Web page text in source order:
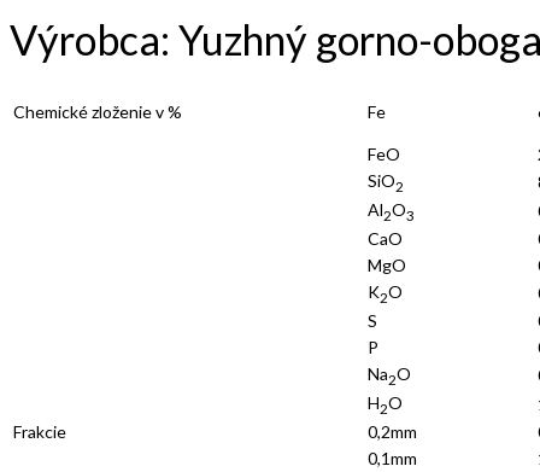
Výrobca: Yuzhný gorno-
Chemické zloženie v % Fe
FeO
SiO2
Al2O3
CaO
MgO
K2O
S
P
Na2O
H2O
Frakcie
0,2mm
0,1mm